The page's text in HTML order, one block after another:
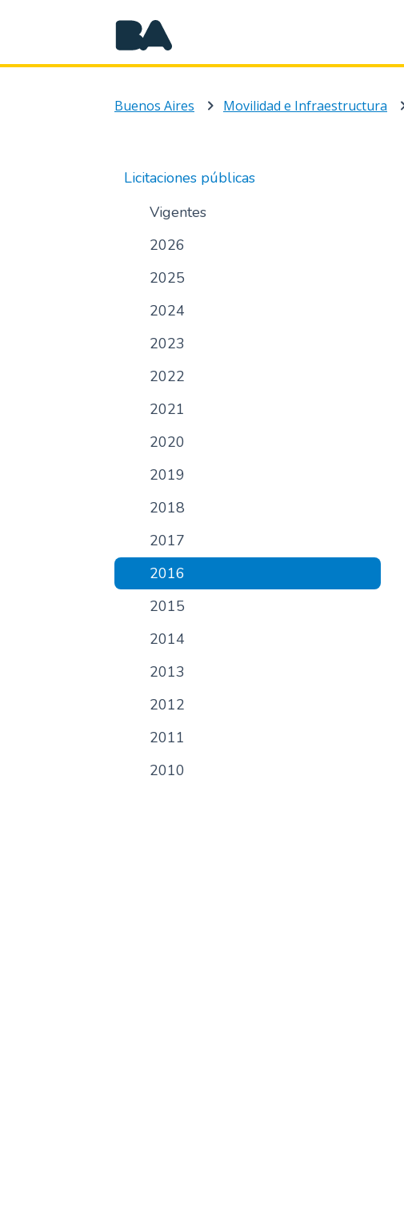
Buenos Aires Movilidad e Infraestructura
Licitaciones públicas
Vigentes
2026
2025
2024
2023
2022
2021
2020
2019
2018
2017
2016
2015
2014
2013
2012
2011
2010